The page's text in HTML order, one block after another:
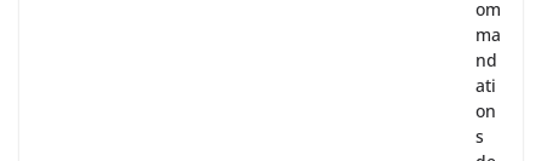
om
ma
nd
ati
on
s